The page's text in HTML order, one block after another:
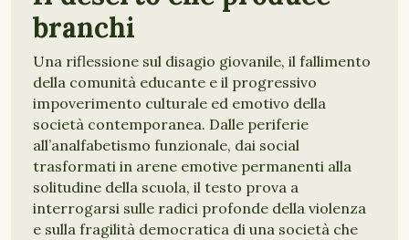
branchi
Una riflessione sul disagio giovanile, il fallimento
della comunità educante e il progressivo
impoverimento culturale ed emotivo della
società contemporanea. Dalle periferie
all’analfabetismo funzionale, dai social
trasformati in arene emotive permanenti alla
solitudine della scuola, il testo prova a
interrogarsi sulle radici profonde della violenza
e sulla fragilità democratica di una società che